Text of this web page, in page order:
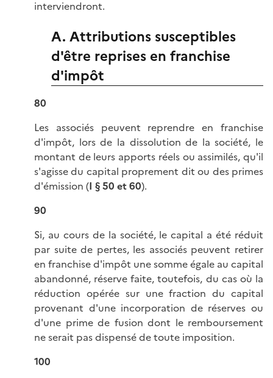
interviendront.
A. Attributions susceptibles
d'être reprises en franchise
d'impôt
80
Les associés peuvent reprendre en franchise
d'impôt, lors de la dissolution de la société, le
montant de leurs apports réels ou assimilés, qu'il
s'agisse du capital proprement dit ou des primes
d'émission (I § 50 et 60).
90
Si, au cours de la société, le capital a été réduit
par suite de pertes, les associés peuvent retirer
en franchise d'impôt une somme égale au capital
abandonné, réserve faite, toutefois, du cas où la
réduction opérée sur une fraction du capital
provenant d'une incorporation de réserves ou
d'une prime de fusion dont le remboursement
ne serait pas dispensé de toute imposition.
100